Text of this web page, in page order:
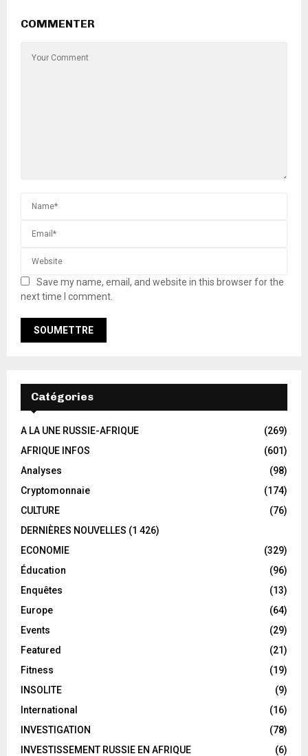
COMMENTER
Save my name, email, and website in this browser for the
next time I comment.
Catégories
A LA UNE RUSSIE-AFRIQUE
(269)
AFRIQUE INFOS
(601)
Analyses
(98)
Cryptomonnaie
(174)
CULTURE
(76)
DERNIÈRES NOUVELLES (1 426)
ECONOMIE
(329)
Éducation
(96)
Enquêtes
(13)
Europe
(64)
Events
(29)
Featured
(21)
Fitness
(19)
INSOLITE
(9)
International
(16)
INVESTIGATION
(78)
INVESTISSEMENT RUSSIE EN AFRIQUE
(6)